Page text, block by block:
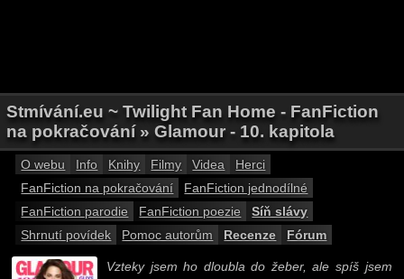
Stmívání.eu ~ Twilight Fan Home - FanFiction
na pokračování » Glamour - 10. kapitola
O webu Info Knihy Filmy Videa
Herci
FanFiction na pokračování
FanFiction jednodílné
FanFiction parodie
FanFiction poezie
Síň slávy
Shrnutí povídek
Pomoc autorům Recenze Fórum
Vzteky jsem ho dloubla do žeber, ale spíš jsem